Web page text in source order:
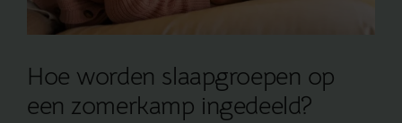
Hoe worden slaapgroepen op
een zomerkamp ingedeeld?